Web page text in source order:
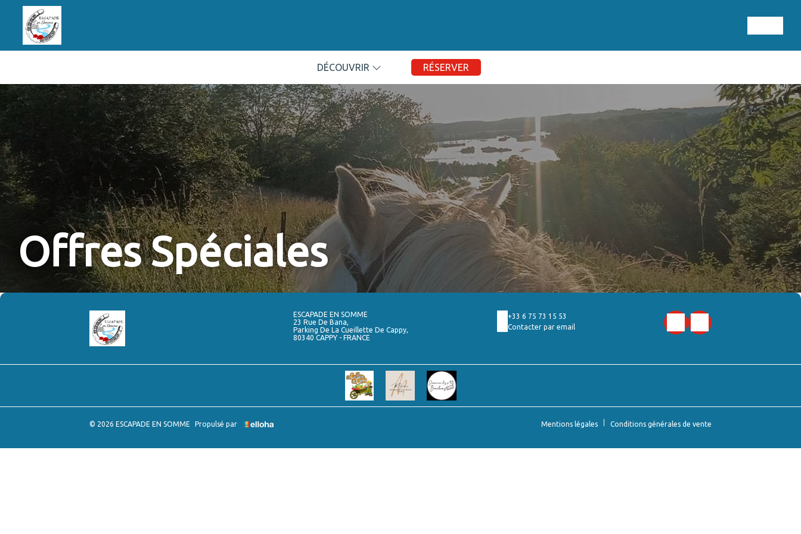
DÉCOUVRIR RÉSERVER
Offres Spéciales
ESCAPADE EN SOMME
23 Rue De Bana,
Parking De La Cueillette De Cappy,
80340 CAPPY - FRANCE
+33 6 75 73 15 53
Contacter par email
© 2026 ESCAPADE EN SOMME Propulsé par Mentions légales Conditions générales de vente